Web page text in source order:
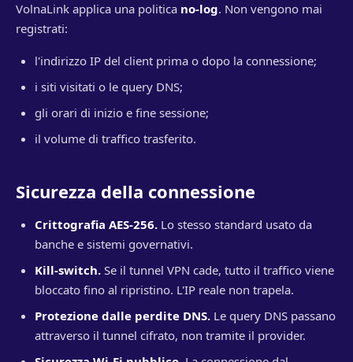
VolnaLink applica una politica no-log. Non vengono mai
registrati:
l'indirizzo IP del client prima o dopo la connessione;
i siti visitati o le query DNS;
gli orari di inizio e fine sessione;
il volume di traffico trasferito.
Sicurezza della connessione
Crittografia AES-256. Lo stesso standard usato da
banche e sistemi governativi.
Kill-switch. Se il tunnel VPN cade, tutto il traffico viene
bloccato fino al ripristino. L'IP reale non trapela.
Protezione dalle perdite DNS. Le query DNS passano
attraverso il tunnel cifrato, non tramite il provider.